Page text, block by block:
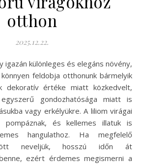
otthon
2025.12.22.
feldobja otthonunk bármelyik
dekoratív értéke miatt közkedvelt,
gondozhatósága miatt is
vagy erkélyükre. A liliom virágai
pompáznak, és kellemes illatuk is
hangulathoz. Ha megfelelő
neveljük, hosszú időn át
ezért érdemes megismerni a